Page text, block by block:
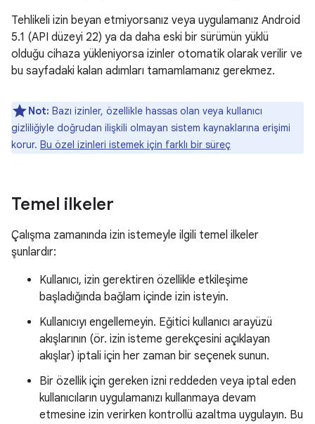
Tehlikeli izin beyan etmiyorsanız veya uygulamanız Android
5.1 (API düzeyi 22) ya da daha eski bir sürümün yüklü
olduğu cihaza yükleniyorsa izinler otomatik olarak verilir ve
bu sayfadaki kalan adımları tamamlamanız gerekmez.
Not: Bazı izinler, özellikle hassas olan veya kullanıcı
gizliliğiyle doğrudan ilişkili olmayan sistem kaynaklarına erişimi
korur. Bu özel izinleri istemek için farklı bir süreç
Temel ilkeler
Çalışma zamanında izin istemeyle ilgili temel ilkeler
şunlardır:
Kullanıcı, izin gerektiren özellikle etkileşime
başladığında bağlam içinde izin isteyin.
Kullanıcıyı engellemeyin. Eğitici kullanıcı arayüzü
akışlarının (ör. izin isteme gerekçesini açıklayan
akışlar) iptali için her zaman bir seçenek sunun.
Bir özellik için gereken izni reddeden veya iptal eden
kullanıcıların uygulamanızı kullanmaya devam
etmesine izin verirken kontrollü azaltma uygulayın. Bu